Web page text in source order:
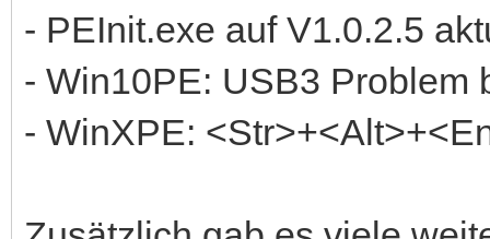
- PEInit.exe auf V1.0.2.5
- Win10PE: USB3 Problem
- WinXPE: